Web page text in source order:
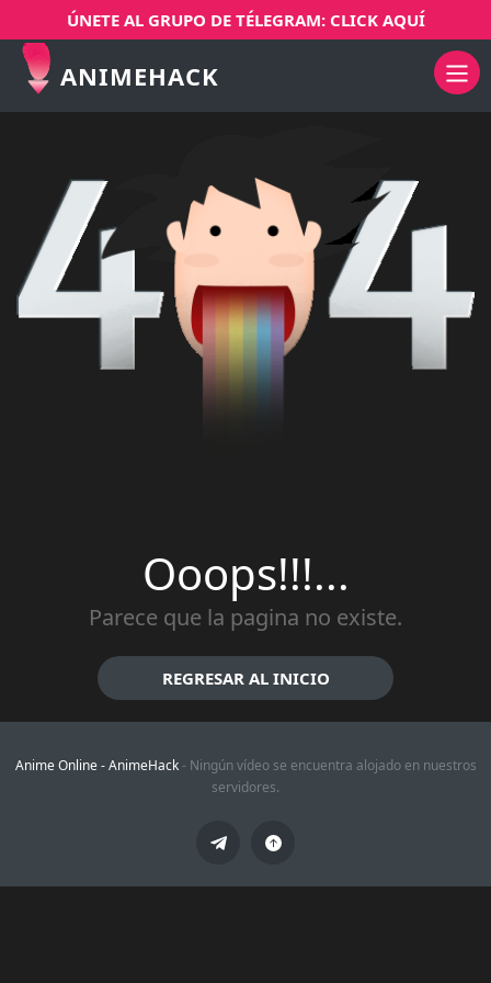
ÚNETE AL GRUPO DE TÉLEGRAM: CLICK AQUÍ
ANIMEHACK
Ooops!!!...
Parece que la pagina no existe.
REGRESAR AL INICIO
Anime Online -AnimeHack- Ningún vídeo se encuentra alojado en nuestros
servidores.